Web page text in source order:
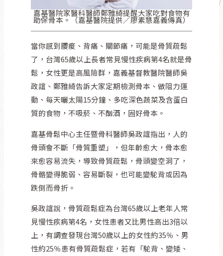
嘉基醫院家醫科醫師鄭雅綺提醒大家吃對食物有
助保骨本。（嘉基醫院提供／廖素慧嘉義傳真）
當你感到腰痠、背痛、關節痛，可能是骨質疏鬆
了，台灣65歲以上長者常見慢性疾病第4名就是骨
鬆，女性更是高風險群，嘉義基督教醫院醫師吳
政誼、鄭雅綺告訴大家定期檢測骨本、做阻力運
動、每天曬太陽15分鐘、多吃深色蔬菜及含蛋白
質的食物，不吸菸、不酗酒，固好骨本。
嘉基骨鬆中心主任暨骨科醫師吳政誼指出，人的
骨頭會不斷「骨質重塑」，但年齡愈大，骨本愈
來愈容易流失，導致骨質疏鬆，骨頭變空洞了，
骨骼變得脆弱、容易斷裂，也可能變駝背或因為
跌倒而骨折。
吳政誼說，骨質疏鬆症為台灣65歲以上老年人常
見慢性疾病第4名，女性患者又比男性高出3倍以
上，有調查發現台灣50歲以上的女性約35％、男
性約25％患有骨質疏鬆症，若有「駝背、變矮、